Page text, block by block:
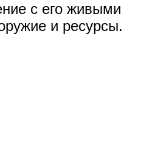
с его живыми
и ресурсы.